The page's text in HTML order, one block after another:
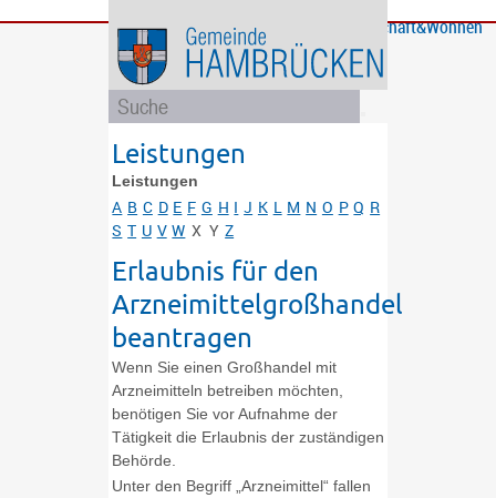
Bürgerservice
GemeindeBildung
und
Soziales
Rathaus
und
Politik
Wirtschaft&Wohnen
Leistungen
Leistungen
A B C D E F G H I J K L M N O P Q R
S T U V W X Y Z
Erlaubnis für den
Arzneimittelgroßhandel
beantragen
Wenn Sie einen Großhandel mit
Arzneimitteln betreiben möchten,
benötigen Sie vor Aufnahme der
Tätigkeit die Erlaubnis der zuständigen
Behörde.
Unter den Begriff „Arzneimittel“ fallen